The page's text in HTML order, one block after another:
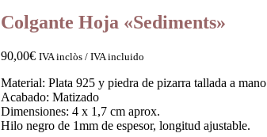
Colgante Hoja «Sediments»
90,00€ IVA inclòs / IVA incluido
Material: Plata 925 y piedra de pizarra tallada a mano
Acabado: Matizado
Dimensiones: 4 x 1,7 cm aprox.
Hilo negro de 1mm de espesor, longitud ajustable.